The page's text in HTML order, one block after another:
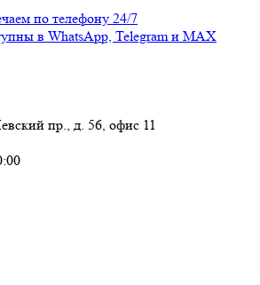
по телефону 24/7
в WhatsApp, Telegram и MAX
пр., д. 56, офис 11